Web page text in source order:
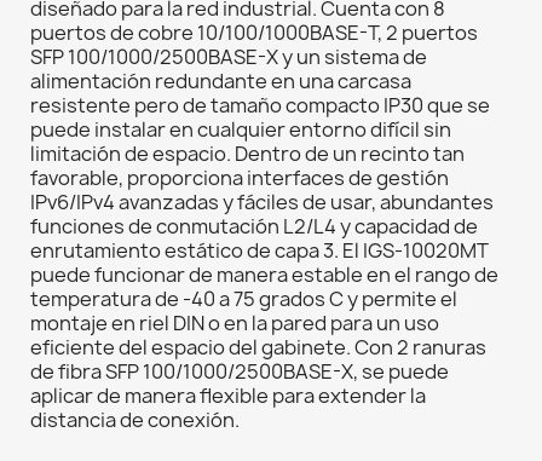
diseñado para la red industrial. Cuenta con 8
puertos de cobre 10/100/1000BASE-T, 2 puertos
SFP 100/1000/2500BASE-X y un sistema de
alimentación redundante en una carcasa
resistente pero de tamaño compacto IP30 que se
puede instalar en cualquier entorno difícil sin
limitación de espacio. Dentro de un recinto tan
favorable, proporciona interfaces de gestión
IPv6/IPv4 avanzadas y fáciles de usar, abundantes
funciones de conmutación L2/L4 y capacidad de
enrutamiento estático de capa 3. El IGS-10020MT
puede funcionar de manera estable en el rango de
temperatura de -40 a 75 grados C y permite el
montaje en riel DIN o en la pared para un uso
eficiente del espacio del gabinete. Con 2 ranuras
de fibra SFP 100/1000/2500BASE-X, se puede
aplicar de manera flexible para extender la
distancia de conexión.